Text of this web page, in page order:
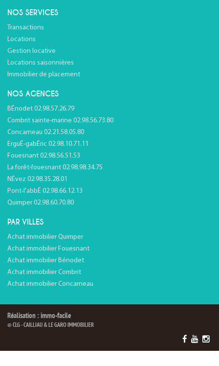
NOS SERVICES
Transactions
Locations
Gestion locative
Locations saisonnières
Immobilier de placement
NOS AGENCES
BÉnodet 02.98.57.26.79
Combrit sainte-marine 02.98.56.73.80
Concarneau 02.21.58.05.80
ErguÉ-gabÉric 02.98.10.71.11
Fouesnant 02.98.56.51.53
La forêt-fouesnant 02.98.98.34.75
NÉvez 02.98.35.28.01
Pont-l'abbÉ 02.98.66.12.13
Quimper 02.98.60.70.80
PAR VILLES
Achat immobilier Quimper
Achat immobilier Fouesnant
Achat immobilier Bénodet
Achat immobilier Combrit
Achat immobilier Concarneau
Réalisation : immo-facile
© CLG - CAILLIAU & LE GARO IMMOBILIER